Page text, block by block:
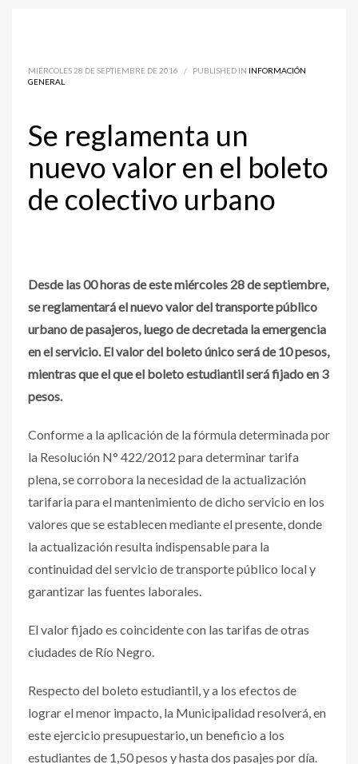
MIÉRCOLES 28 DE SEPTIEMBRE DE 2016 / PUBLISHED IN INFORMACIÓN
GENERAL
Se reglamenta un
nuevo valor en el boleto
de colectivo urbano
Desde las 00 horas de este miércoles 28 de septiembre,
se reglamentará el nuevo valor del transporte público
urbano de pasajeros, luego de decretada la emergencia
en el servicio. El valor del boleto único será de 10 pesos,
mientras que el que el boleto estudiantil será fijado en 3
pesos.
Conforme a la aplicación de la fórmula determinada por
la Resolución N° 422/2012 para determinar tarifa
plena, se corrobora la necesidad de la actualización
tarifaria para el mantenimiento de dicho servicio en los
valores que se establecen mediante el presente, donde
la actualización resulta indispensable para la
continuidad del servicio de transporte público local y
garantizar las fuentes laborales.
El valor fijado es coincidente con las tarifas de otras
ciudades de Río Negro.
Respecto del boleto estudiantil, y a los efectos de
lograr el menor impacto, la Municipalidad resolverá, en
este ejercicio presupuestario, un beneficio a los
estudiantes de 1,50 pesos y hasta dos pasajes por día.